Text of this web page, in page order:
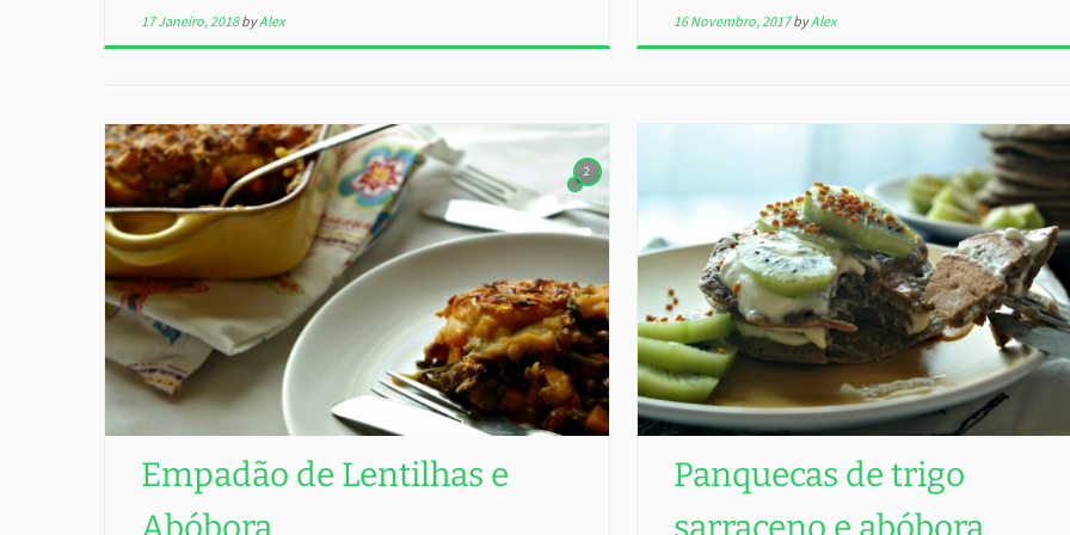
17 Janeiro, 2018 byAlex 16 Novembro, 2017byAlex
2
Empadão de Lentilhas e
Panquecas de trigo